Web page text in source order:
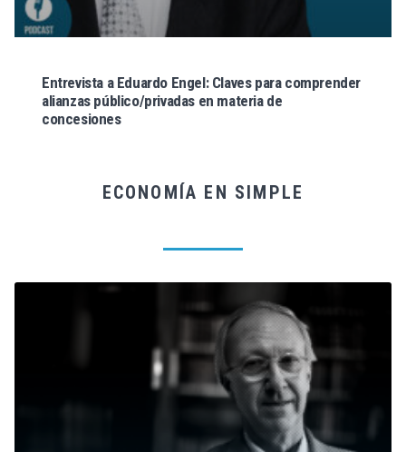
Entrevista a Eduardo Engel: Claves para comprender
alianzas público/privadas en materia de
concesiones
ECONOMÍA EN SIMPLE